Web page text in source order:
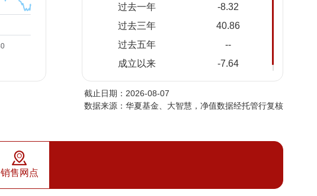
过去一年
-8.32
过去三年
40.86
过去五年
--
成立以来
-7.64
08-05
2026-
08-04
0.8356
2026-
0.8146
2026-
07-31
0.8383 0.8383
07-30
截止日期：2026-08-07
数据来源：华夏基金、大智慧，净值数据经托管行复核
销售网点